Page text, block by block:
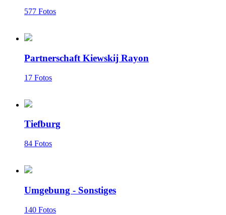
577 Fotos
Partnerschaft Kiewskij Rayon
17 Fotos
Tiefburg
84 Fotos
Umgebung - Sonstiges
140 Fotos